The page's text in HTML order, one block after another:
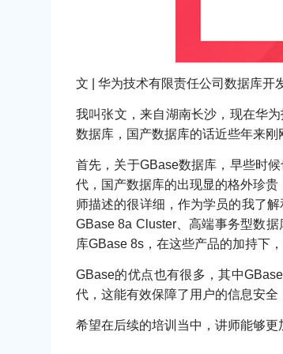
文 | 华为技术有限责任公司数据库开
我叫张文，来自湖南长沙，现在华
数据库，国产数据库的话近些年来刚
首先，关于GBase数据库，早些时
代，国产数据库的出现显的格外珍
师描述的很详细，作为学员的我了
GBase 8a Cluster、高端事务型数
库GBase 8s，在这些产品的加持下
GBase的优点也有很多，其中
代，这能有效保障了用户的信息安
希望在后续的培训当中，讲师能够